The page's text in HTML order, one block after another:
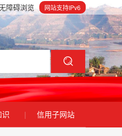
网站支持IPv6
障碍浏览
| 信用子网站